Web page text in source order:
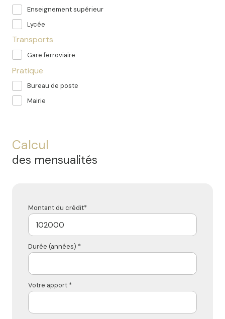
Enseignement supérieur
Lycée
Transports
Gare ferroviaire
Pratique
Bureau de poste
Mairie
Calcul
des mensualités
Montant du crédit*
Durée (années) *
Votre apport *